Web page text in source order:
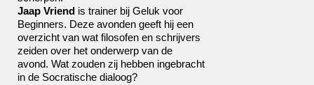
Jaap Vriend is trainer bij Geluk voor
Beginners. Deze avonden geeft hij een
overzicht van wat filosofen en schrijvers
zeiden over het onderwerp van de
avond. Wat zouden zij hebben ingebracht
in de Socratische dialoog?